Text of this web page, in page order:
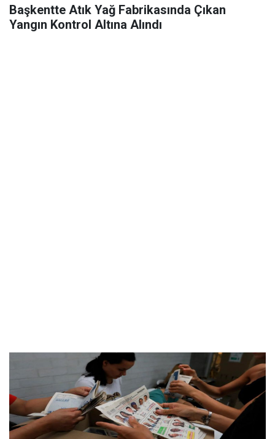
Başkentte Atık Yağ Fabrikasında Çıkan
Yangın Kontrol Altına Alındı